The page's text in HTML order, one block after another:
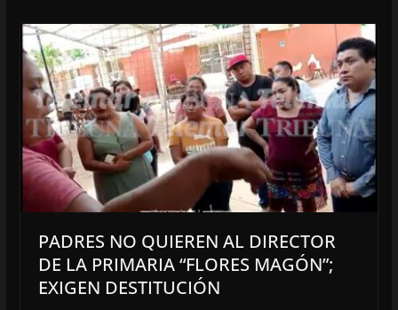
PADRES NO QUIEREN AL DIRECTOR
DE LA PRIMARIA “FLORES MAGÓN”;
EXIGEN DESTITUCIÓN